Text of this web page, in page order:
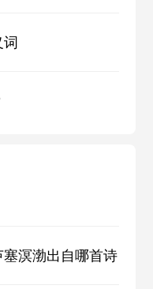
溟渤出自哪首诗